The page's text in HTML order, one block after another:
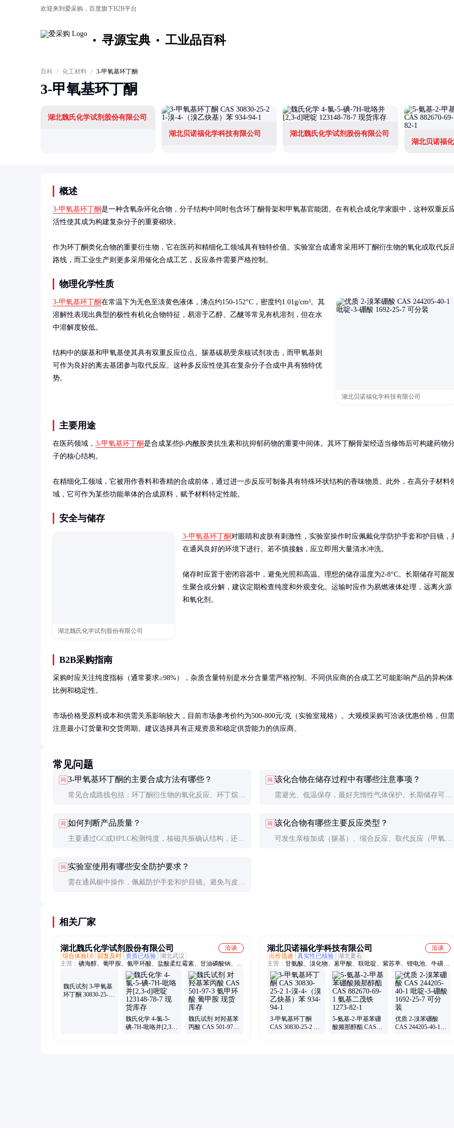
欢迎来到爱采购，百度旗下B2B平台
寻源宝典 工业品百科
百科 / 化工材料 / 3-甲氧基环丁酮
3-甲氧基环丁酮
湖北贝诺福化学科技有限公司
湖北魏氏化学试剂股份有限公司
湖北贝诺福
概述
3-甲氧基环丁酮是一种含氧杂环化合物，分子结构中同时包含环丁酮骨架和甲氧基官能团。在有机合成化学家眼中，这种双重反
活性使其成为构建复杂分子的重要砌块。
作为环丁酮类化合物的重要衍生物，它在医药和精细化工领域具有独特价值。实验室合成通常采用环丁酮衍生物的氧化或取代反
路线，而工业生产则更多采用催化合成工艺，反应条件需要严格控制。
物理化学性质
湖北贝诺福化学科技有限公司
3-甲氧基环丁酮在常温下为无色至淡黄色液体，沸点约150-152°C，密度约1.01g/cm³。其
溶解性表现出典型的极性有机化合物特征，易溶于乙醇、乙醚等常见有机溶剂，但在水
中溶解度较低。
结构中的羰基和甲氧基使其具有双重反应位点。羰基碳易受亲核试剂攻击，而甲氧基则
可作为良好的离去基团参与取代反应。这种多反应性使其在复杂分子合成中具有独特优
势。
主要用途
在医药领域， 3-甲氧基环丁酮是合成某些β-内酰胺类抗生素和抗抑郁药物的重要中间体。其环丁酮骨架经适当修饰后可构建药物
子的核心结构。
在精细化工领域，它被用作香料和香精的合成前体，通过进一步反应可制备具有特殊环状结构的香味物质。此外，在高分子材料
域，它可作为某些功能单体的合成原料，赋予材料特定性能。
安全与储存
湖北魏氏化学试剂股份有限公司
3-甲氧基环丁酮对眼睛和皮肤有刺激性，实验室操作时应佩戴化学防护手套和护目镜，
在通风良好的环境下进行。若不慎接触，应立即用大量清水冲洗。
储存时应置于密闭容器中，避免光照和高温。理想的储存温度为2-8°C。长期储存可能
生聚合或分解，建议定期检查纯度和外观变化。运输时应作为易燃液体处理，远离火源
和氧化剂。
B2B采购指南
采购时应关注纯度指标（通常要求≥98%），杂质含量特别是水分含量需严格控制。不同供应商的合成工艺可能影响产品的异构体
比例和稳定性。
市场价格受原料成本和供需关系影响较大，目前市场参考价约为500-800元/克（实验室规格）。大规模采购可洽谈优惠价格，但需
注意最小订货量和交货周期。建议选择具有正规资质和稳定供货能力的供应商。
常见问题
问 3-甲氧基环丁酮的主要合成方法有哪些？
常见合成路线包括：环丁酮衍生物的氧化反应、环丁烷衍
用过氧化物氧化相应醇前体制备。
问 该化合物在储存过程中有哪些注意事项？
需避光、低温保存，最好充惰性气体保护。长期储存可能
毕。
问 如何判断产品质量？
主要通过GC或HPLC检测纯度，核磁共振确认结构，还需
见悬浮物。
问 该化合物有哪些主要反应类型？
可发生亲核加成（羰基）、缩合反应、取代反应（甲氧
问 实验室使用有哪些安全防护要求？
需在通风橱中操作，佩戴防护手套和护目镜。避免与皮肤
相关厂家
湖北魏氏化学试剂股份有限公司
洽谈
综合体验L0
回复及时 资质已核验 湖北武汉
主营： 碘海醇、葡甲胺、氨甲环酸、盐酸柔红霉素、甘油磷酸钠、海
藻糖、葡乙胺、古龙酸、托吡酯、潮霉素B、替卡西林钠克拉维酸
钾、星孢菌素、盐酸阿霉素、碘帕醇
魏氏化学 4-氯-5-
碘-7H-吡咯并[2,3-
魏氏试剂 对羟基苯
丙酸 CAS 501-97-3
湖北贝诺福化学科技有限公司
洽谈
出价迅速
真实性已核验 湖北黄石
主营： 甘氨酸、溴化物、蒽甲酸、联吡啶、紫苏葶、锂电池、牛磺
酸、褪黑素、磷酸铟、新癸酸、赖氨酸、溴化鏻、乙氧基、藏花醛、
豆甾醇、羟乙基、维素酶、庚二酸、呋虫胺、丹参素、萘甲醛、槐豆
胶、黄柏酮、元明粉、乙氨基
3-甲氧基环丁酮
CAS 30830-25-2 1-
5-氨基-2-甲基苯硼
酸频那醇酯 CAS
优质 2-溴苯硼酸
CAS 244205-40-1